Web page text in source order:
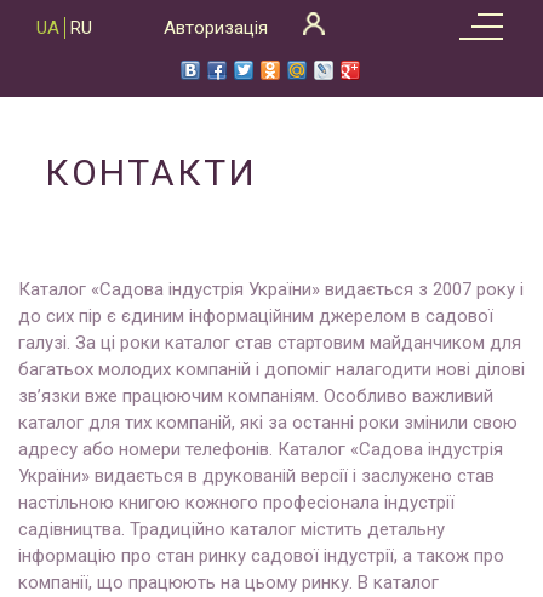
UA RU Авторизація
КОНТАКТИ
Каталог «Садова індустрія України» видається з 2007 року і
до сих пір є єдиним інформаційним джерелом в садової
галузі. За ці роки каталог став стартовим майданчиком для
багатьох молодих компаній і допоміг налагодити нові ділові
зв’язки вже працюючим компаніям. Особливо важливий
каталог для тих компаній, які за останні роки змінили свою
адресу або номери телефонів. Каталог «Садова індустрія
України» видається в друкованій версії і заслужено став
настільною книгою кожного професіонала індустрії
садівництва. Традиційно каталог містить детальну
інформацію про стан ринку садової індустрії, а також про
компанії, що працюють на цьому ринку. В каталог